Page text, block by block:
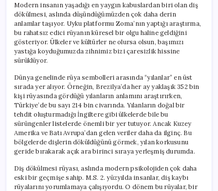
Modern insanın yaşadığı en yaygın kabuslardan biri olan diş
dökülmesi, aslında düşündüğümüzden çok daha derin
anlamlar taşıyor. Uyku platformu Zoma’nın yaptığı araştırma,
bu rahatsız edici rüyanın küresel bir olgu haline geldiğini
gösteriyor. Ülkeler ve kültürler ne olursa olsun, başımızı
yastığa koyduğumuzda zihnimiz bizi çaresizlik hissine
sürüklüyor.
Dünya genelinde rüya sembolleri arasında “yılanlar” en üst
sırada yer alıyor. Örneğin, Brezilya’da her ay yaklaşık 352 bin
kişi rüyasında gördüğü yılanların anlamını araştırırken,
Türkiye’de bu sayı 214 bin civarında. Yılanların doğal bir
tehdit oluşturmadığı İngiltere gibi ülkelerde bile bu
sürüngenler listelerde önemli bir yer tutuyor. Ancak Kuzey
Amerika ve Batı Avrupa’dan gelen veriler daha da ilginç. Bu
bölgelerde dişlerin döküldüğünü görmek, yılan korkusunu
geride bırakarak açık ara birinci sıraya yerleşmiş durumda.
Diş dökülmesi rüyası, aslında modern psikolojiden çok daha
eski bir geçmişe sahip. M.S. 2. yüzyılda insanlar, diş kaybı
rüyalarını yorumlamaya çalışıyordu. O dönem bu rüyalar, bir